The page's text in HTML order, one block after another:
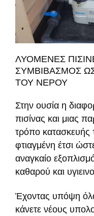
ΛΥΟΜΕΝΕΣ
ΣΥΜΒΙΒΑΣΜΟΣ
ΤΟΥ ΝΕΡΟΥ
Στην ουσία η
πισίνας και μιας
τρόπο κατασκευής
φτιαγμένη έτσι
αναγκαίο
καθαρού και
Έχοντας υπόψη
κάνετε νέους